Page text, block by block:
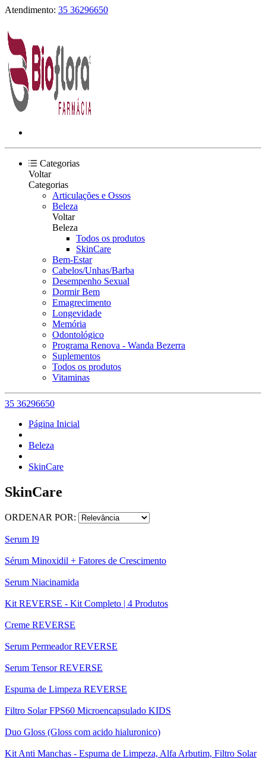
Atendimento: 35 36296650
Categorias
Voltar
Categorias
Articulações e Ossos
Beleza
Voltar
Beleza
Todos os produtos
SkinCare
Bem-Estar
Cabelos/Unhas/Barba
Desempenho Sexual
Dormir Bem
Emagrecimento
Longevidade
Memória
Odontológico
Programa Renova - Wanda Bezerra
Suplementos
Todos os produtos
Vitaminas
35 36296650
Página Inicial
Beleza
SkinCare
SkinCare
ORDENAR POR:
Serum I9
Sérum Minoxidil + Fatores de Crescimento
Serum Niacinamida
Kit REVERSE - Kit Completo | 4 Produtos
Creme REVERSE
Serum Permeador REVERSE
Serum Tensor REVERSE
Espuma de Limpeza REVERSE
Filtro Solar FPS60 Microencapsulado KIDS
Duo Gloss (Gloss com acido hialuronico)
Kit Anti Manchas - Espuma de Limpeza, Alfa Arbutim, Filtro Solar